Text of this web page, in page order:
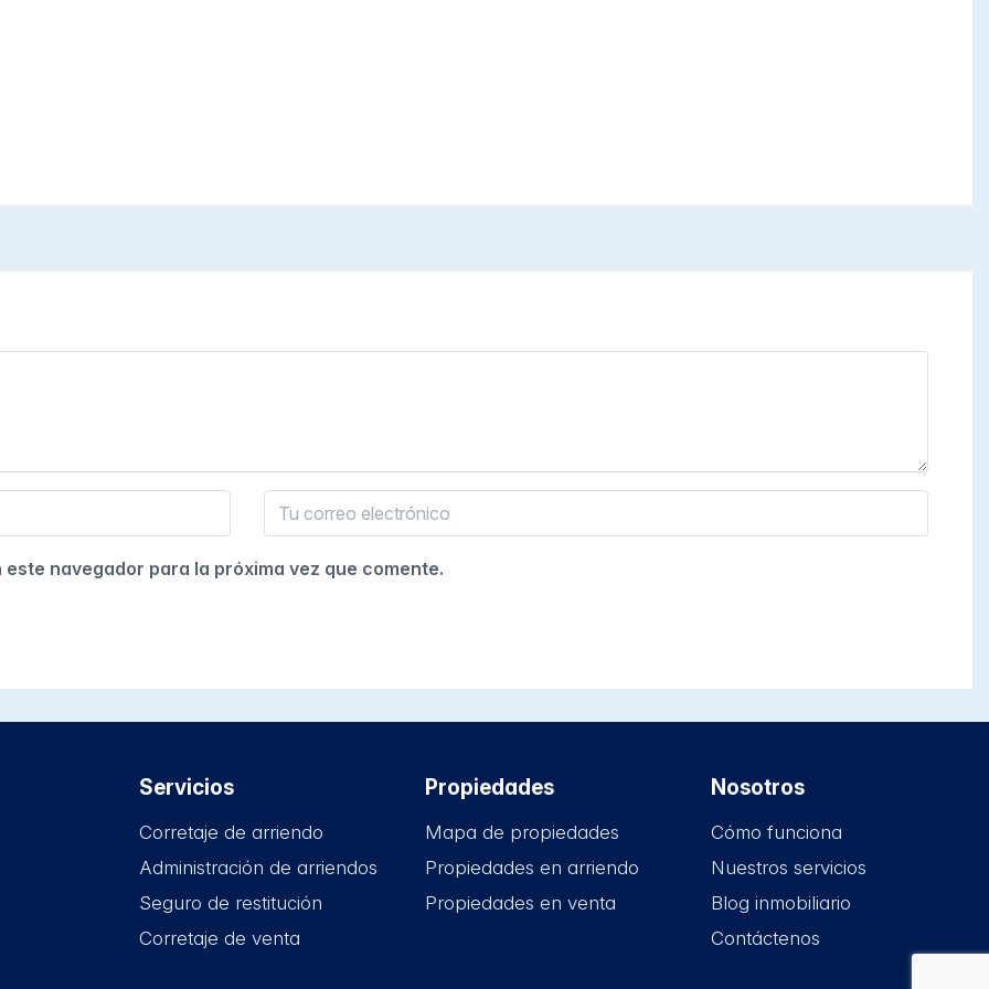
navegador para la próxima vez que comente.
Servicios
Corretaje de arriendo
Administración de arriendos
Seguro de restitución
Corretaje de venta
Propiedades
Mapa de propiedades
Propiedades en arriendo
Propiedades en venta
Nosotros
Cómo funciona
Nuestros servicios
Blog inmobiliario
Contáctenos